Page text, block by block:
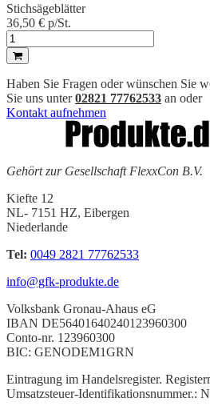
Stichsägeblätter
36,50 € p/St.
Haben Sie Fragen oder wünschen Sie
Sie uns unter02821 77762533 an oder
Kontakt aufnehmen
Gehört zur Gesellschaft FlexxCon B.V.
Kiefte 12
NL- 7151 HZ, Eibergen
Niederlande
Tel: 0049 2821 77762533
info@gfk-produkte.de
Volksbank Gronau-Ahaus eG
IBAN DE56401640240123960300
Conto-nr. 123960300
BIC: GENODEM1GRN
Eintragung im Handelsregister.
Umsatzsteuer-Identifikationsnummer.: